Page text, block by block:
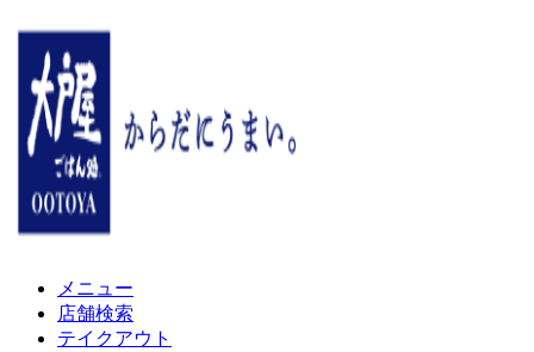
メニュー
店舗検索
テイクアウト